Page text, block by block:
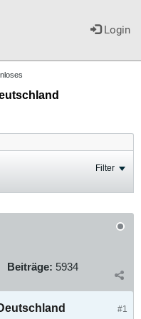
Login
Filter
Beiträge: 5934
#1